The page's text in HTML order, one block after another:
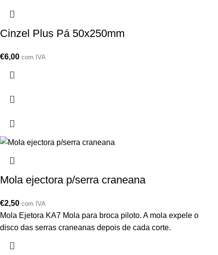
Cinzel Plus Pá 50x250mm
€6,00 com IVA
Mola ejectora p/serra craneana
€2,50 com IVA
Mola Ejetora KA7 Mola para broca piloto. A mola expele o
disco das serras craneanas depois de cada corte.